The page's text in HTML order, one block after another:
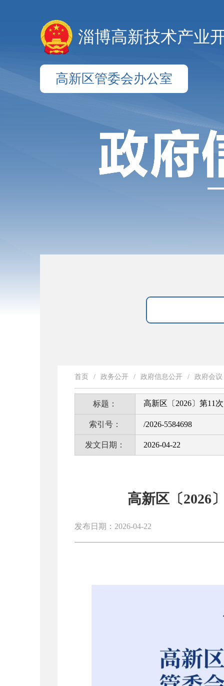
淄博高新技术产业
高新区管委会办公室
首页 / 政务公开 / 政府信息公开 / 政府会议
标题： 高新区〔2026〕第11
索引号： /2026-5584698
发文日期： 2026-04-22
高新区〔2026
发布日期：2026-04-22